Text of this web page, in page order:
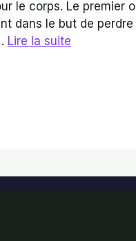
le corps. Le premier
dans le but de
Lire la suite